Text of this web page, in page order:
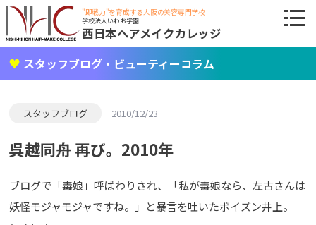
"即戦力"を育成する大阪の美容専門学校
学校法人いわお学園
西日本ヘアメイクカレッジ
スタッフブログ・ビューティーコラム
スタッフブログ 2010/12/23
呉越同舟 再び。2010年
ブログで「毒娘」呼ばわりされ、「私が毒娘なら、左古さんは
妖怪モジャモジャですね。」と暴言を吐いたポイズン井上。